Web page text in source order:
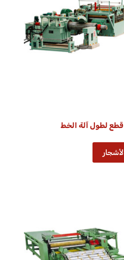
لطول آلة الخط
الأشجار